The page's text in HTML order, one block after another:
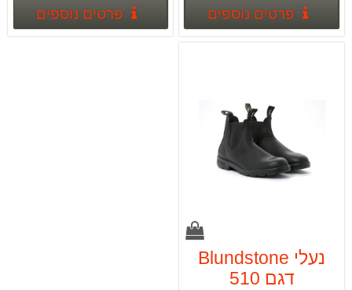
פרטים נוספיםפרטים נוספיםפרטים נוספים
נעלי Blundstone
דגם 510